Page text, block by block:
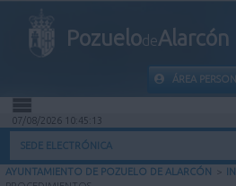
PozuelodeAlarcón
ÁREA
INICIO
INFORMACIÓN PÚBLICA
07/08/2026 10:45:14
SEDE ELECTRÓNICA
AYUNTAMIENTO DE POZUELO DE ALARCÓN >